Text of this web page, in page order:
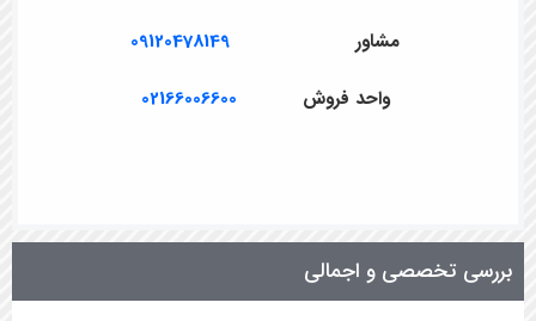
مشاور 09120478149
واحد فروش 02166006600
بررسی تخصصی و اجمالی